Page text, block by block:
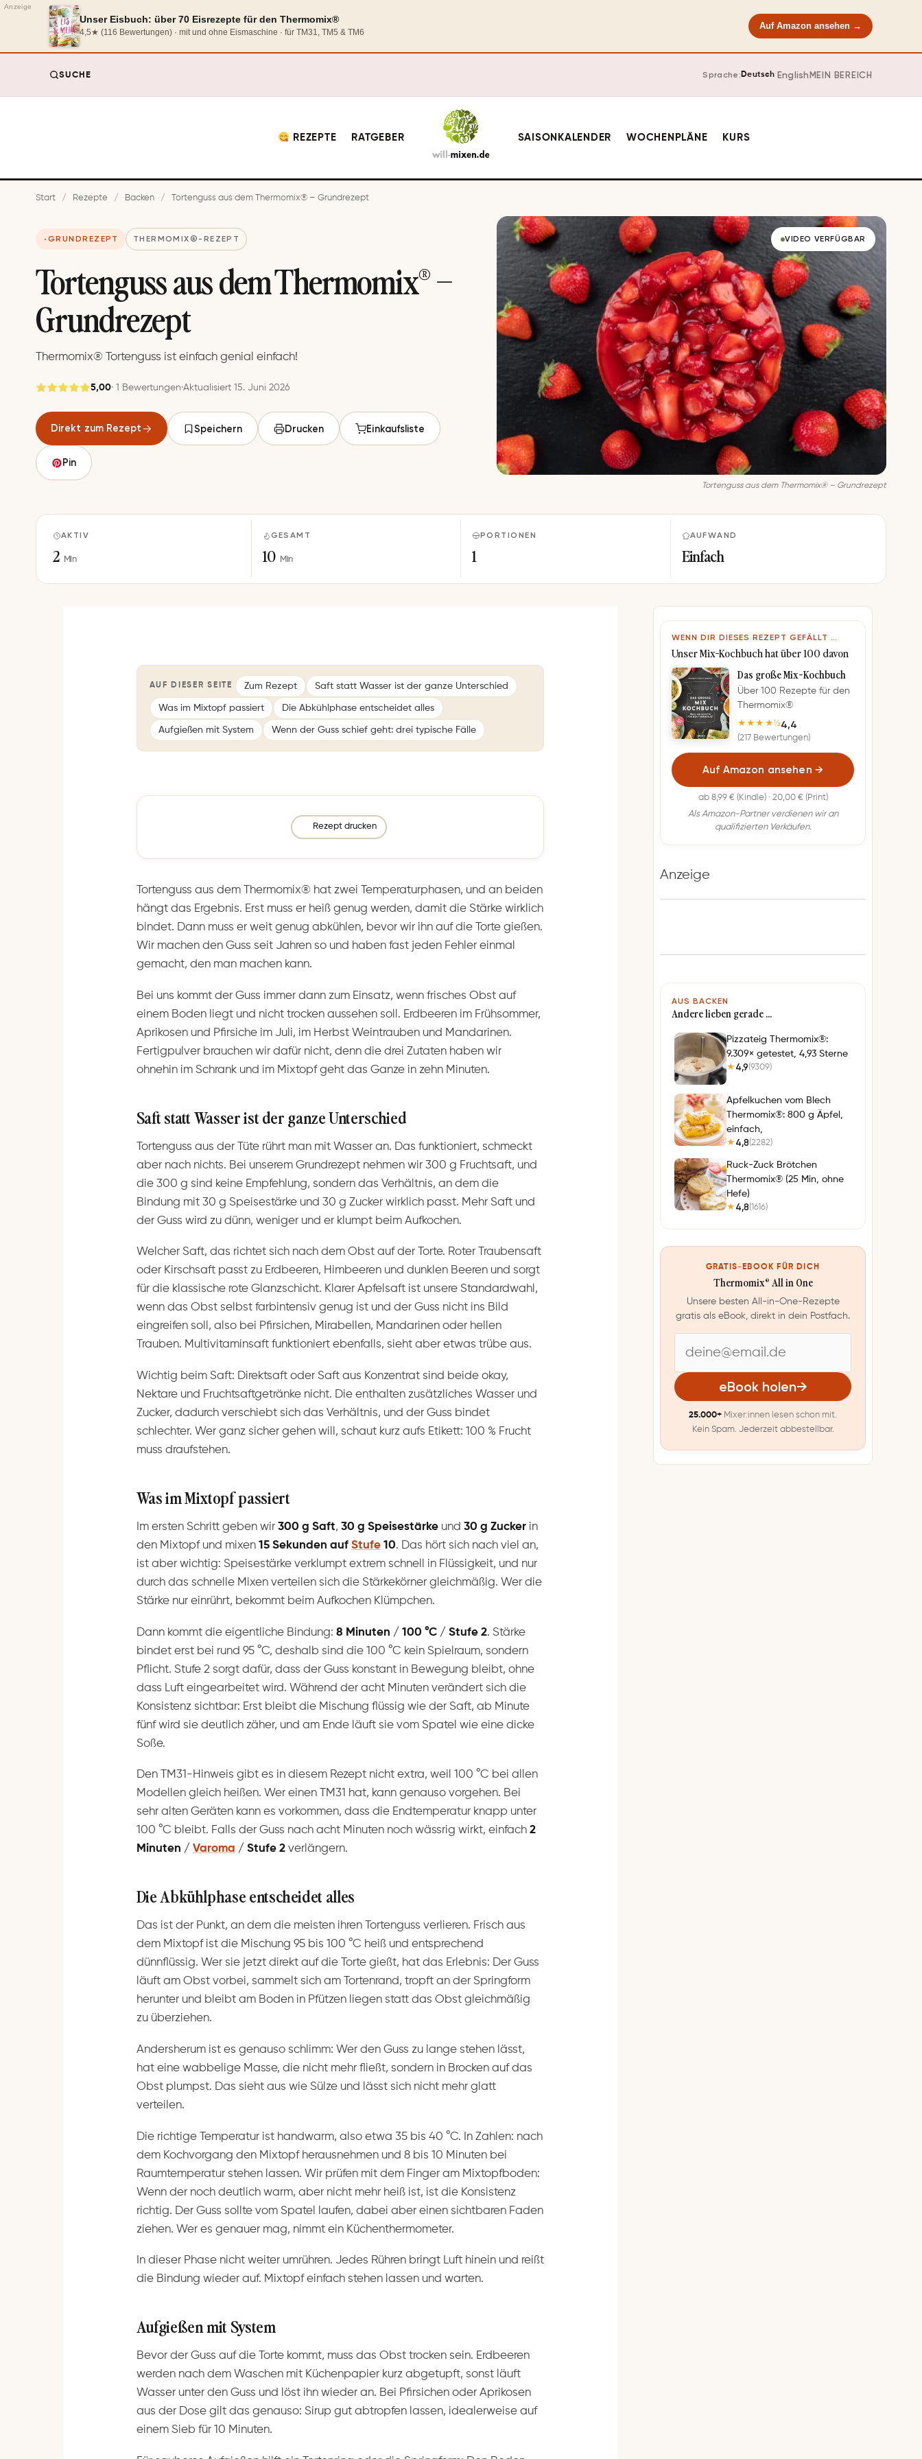
Anzeige
Unser Eisbuch: über 70 Eisrezepte für den Thermomix®
4,5★ (116 Bewertungen) · mit und ohne Eismaschine · für TM31, TM5 & TM6
Auf Amazon ansehen →
SUCHE Sprache:Deutsch· EnglishMEIN BEREICH
REZEPTE RATGEBER SAISONKALENDER WOCHENPLÄNE KURS
Start / Rezepte / Backen / Tor­ten­guss aus dem Thermomix® – Grund­re­zept
GRUNDREZEPT THERMOMIX®-REZEPT
Tor­ten­guss aus dem Thermomix® –
Grund­re­zept
Thermomix® Tortenguss ist einfach genial einfach!
5,00· 1 Bewertungen·Aktualisiert 15. Juni 2026
Direkt zum Rezept
Gespeichert
Speichern
Speichern Drucken Einkaufsliste
Pin
VIDEO VERFÜGBAR
Tor­ten­guss aus dem Thermomix® – Grund­re­zept
AKTIV
2 Min
GESAMT
10 Min
PORTIONEN
1
AUFWAND
Einfach
AUF DIESER SEITE Zum Rezept Saft statt Wasser ist der ganze Unterschied
Was im Mixtopf passiert Die Abkühlphase entscheidet alles
Aufgießen mit System Wenn der Guss schief geht: drei typische Fälle
Rezept drucken
Tortenguss aus dem Thermomix® hat zwei Temperaturphasen, und an beiden
hängt das Ergebnis. Erst muss er heiß genug werden, damit die Stärke wirklich
bindet. Dann muss er weit genug abkühlen, bevor wir ihn auf die Torte gießen.
Wir machen den Guss seit Jahren so und haben fast jeden Fehler einmal
gemacht, den man machen kann.
Bei uns kommt der Guss immer dann zum Einsatz, wenn frisches Obst auf
einem Boden liegt und nicht trocken aussehen soll. Erdbeeren im Frühsommer,
Aprikosen und Pfirsiche im Juli, im Herbst Weintrauben und Mandarinen.
Fertigpulver brauchen wir dafür nicht, denn die drei Zutaten haben wir
ohnehin im Schrank und im Mixtopf geht das Ganze in zehn Minuten.
Saft statt Wasser ist der ganze Unterschied
Tortenguss aus der Tüte rührt man mit Wasser an. Das funktioniert, schmeckt
aber nach nichts. Bei unserem Grundrezept nehmen wir 300 g Fruchtsaft, und
die 300 g sind keine Empfehlung, sondern das Verhältnis, an dem die
Bindung mit 30 g Speisestärke und 30 g Zucker wirklich passt. Mehr Saft und
der Guss wird zu dünn, weniger und er klumpt beim Aufkochen.
Welcher Saft, das richtet sich nach dem Obst auf der Torte. Roter Traubensaft
oder Kirschsaft passt zu Erdbeeren, Himbeeren und dunklen Beeren und sorgt
für die klassische rote Glanzschicht. Klarer Apfelsaft ist unsere Standardwahl,
wenn das Obst selbst farbintensiv genug ist und der Guss nicht ins Bild
eingreifen soll, also bei Pfirsichen, Mirabellen, Mandarinen oder hellen
Trauben. Multivitaminsaft funktioniert ebenfalls, sieht aber etwas trübe aus.
Wichtig beim Saft: Direktsaft oder Saft aus Konzentrat sind beide okay,
Nektare und Fruchtsaftgetränke nicht. Die enthalten zusätzliches Wasser und
Zucker, dadurch verschiebt sich das Verhältnis, und der Guss bindet
schlechter. Wer ganz sicher gehen will, schaut kurz aufs Etikett: 100 % Frucht
muss draufstehen.
Was im Mixtopf passiert
Im ersten Schritt geben wir 300 g Saft, 30 g Speisestärkeund 30 g Zuckerin
den Mixtopf und mixen 15 Sekunden auf Stufe10. Das hört sich nach viel an,
ist aber wichtig: Speisestärke verklumpt extrem schnell in Flüssigkeit, und nur
durch das schnelle Mixen verteilen sich die Stärkekörner gleichmäßig. Wer die
Stärke nur einrührt, bekommt beim Aufkochen Klümpchen.
Dann kommt die eigentliche Bindung: 8 Minuten / 100 °C / Stufe 2. Stärke
bindet erst bei rund 95 °C, deshalb sind die 100 °C kein Spielraum, sondern
Pflicht. Stufe 2 sorgt dafür, dass der Guss konstant in Bewegung bleibt, ohne
dass Luft eingearbeitet wird. Während der acht Minuten verändert sich die
Konsistenz sichtbar: Erst bleibt die Mischung flüssig wie der Saft, ab Minute
fünf wird sie deutlich zäher, und am Ende läuft sie vom Spatel wie eine dicke
Soße.
Den TM31-Hinweis gibt es in diesem Rezept nicht extra, weil 100 °C bei allen
Modellen gleich heißen. Wer einen TM31 hat, kann genauso vorgehen. Bei
sehr alten Geräten kann es vorkommen, dass die Endtemperatur knapp unter
100 °C bleibt. Falls der Guss nach acht Minuten noch wässrig wirkt, einfach 2
Minuten / Varoma / Stufe 2verlängern.
Die Abkühlphase entscheidet alles
Das ist der Punkt, an dem die meisten ihren Tortenguss verlieren. Frisch aus
dem Mixtopf ist die Mischung 95 bis 100 °C heiß und entsprechend
dünnflüssig. Wer sie jetzt direkt auf die Torte gießt, hat das Erlebnis: Der Guss
läuft am Obst vorbei, sammelt sich am Tortenrand, tropft an der Springform
herunter und bleibt am Boden in Pfützen liegen statt das Obst gleichmäßig
zu überziehen.
Andersherum ist es genauso schlimm: Wer den Guss zu lange stehen lässt,
hat eine wabbelige Masse, die nicht mehr fließt, sondern in Brocken auf das
Obst plumpst. Das sieht aus wie Sülze und lässt sich nicht mehr glatt
verteilen.
Die richtige Temperatur ist handwarm, also etwa 35 bis 40 °C. In Zahlen: nach
dem Kochvorgang den Mixtopf herausnehmen und 8 bis 10 Minuten bei
Raumtemperatur stehen lassen. Wir prüfen mit dem Finger am Mixtopfboden:
Wenn der noch deutlich warm, aber nicht mehr heiß ist, ist die Konsistenz
richtig. Der Guss sollte vom Spatel laufen, dabei aber einen sichtbaren Faden
ziehen. Wer es genauer mag, nimmt ein Küchenthermometer.
In dieser Phase nicht weiter umrühren. Jedes Rühren bringt Luft hinein und reißt
die Bindung wieder auf. Mixtopf einfach stehen lassen und warten.
Aufgießen mit System
Bevor der Guss auf die Torte kommt, muss das Obst trocken sein. Erdbeeren
werden nach dem Waschen mit Küchenpapier kurz abgetupft, sonst läuft
Wasser unter den Guss und löst ihn wieder an. Bei Pfirsichen oder Aprikosen
aus der Dose gilt das genauso: Sirup gut abtropfen lassen, idealerweise auf
einem Sieb für 10 Minuten.
WENN DIR DIESES REZEPT GEFÄLLT …
Unser Mix-Kochbuch hat über 100 davon
Das große Mix-Kochbuch
Über 100 Rezepte für den
Thermomix®
★★★★½4,4
(217 Bewertungen)
Auf Amazon ansehen →
ab 8,99 € (Kindle) · 20,00 € (Print)
Als Amazon-Partner verdienen wir an
qualifizierten Verkäufen.
Anzeige
AUS BACKEN
Andere lieben gerade …
Pizzateig Thermomix®:
9.309× getestet, 4,93 Sterne
★ 4,9(9309)
Apfelkuchen vom Blech
Thermomix®: 800 g Äpfel,
einfach,
★ 4,8(2282)
Ruck-Zuck Brötchen
Thermomix® (25 Min, ohne
Hefe)
★ 4,8(1616)
GRATIS-EBOOK FÜR DICH
Thermomix® All in One
Unsere besten All-in-One-Rezepte
gratis als eBook, direkt in dein Postfach.
-
M
eBook holen→
25.000+ Mixer:innen lesen schon mit.
Kein Spam. Jederzeit abbestellbar.